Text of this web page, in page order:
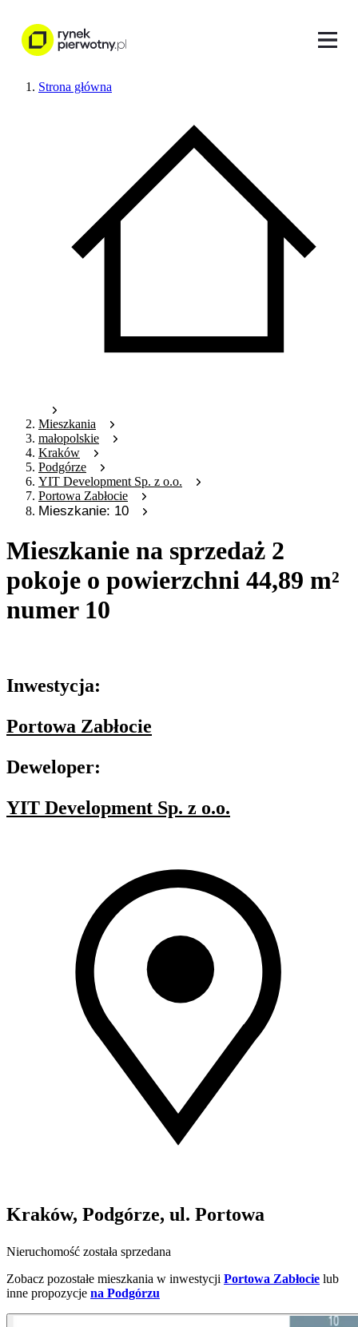
Strona główna
Mieszkania
małopolskie
Kraków
Podgórze
YIT Development Sp. z o.o.
Portowa Zabłocie
Mieszkanie: 10
Mieszkanie na sprzedaż 2
pokoje o powierzchni 44,89 m²
numer 10
Inwestycja:
Portowa Zabłocie
Deweloper:
YIT Development Sp. z o.o.
Kraków, Podgórze, ul. Portowa
Nieruchomość została sprzedana
Zobacz pozostałe mieszkania w inwestycji Portowa Zabłocie lub
inne propozycje na Podgórzu